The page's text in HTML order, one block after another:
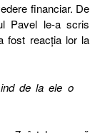
financiar. De
Pavel le-a scris
fost reacția lor la
de la ele o